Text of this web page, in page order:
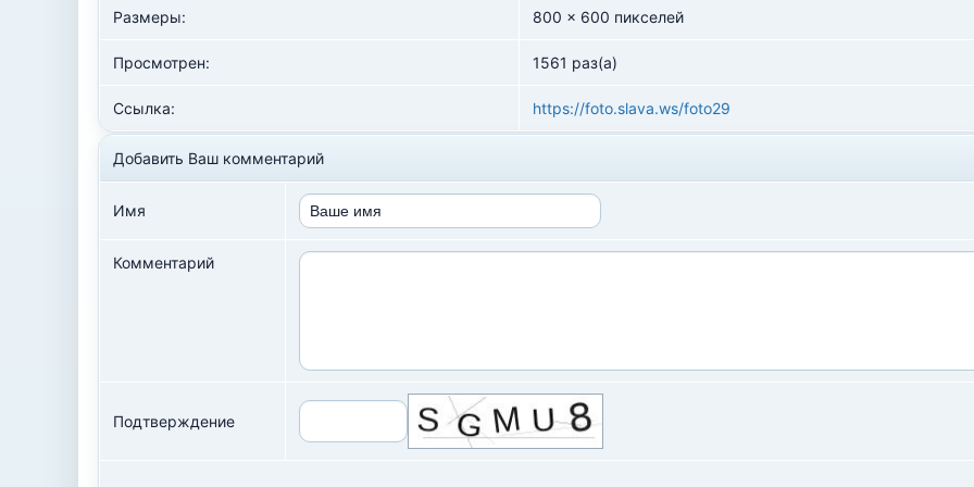
Размеры: 800 x 600 пикселей
Просмотрен: 1561 раз(а)
Ссылка: https://foto.slava.ws/foto29
Добавить Ваш комментарий
Имя
Комментарий
Подтверждение